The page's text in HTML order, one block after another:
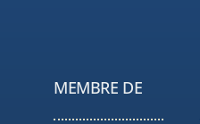
MEMBRE DE